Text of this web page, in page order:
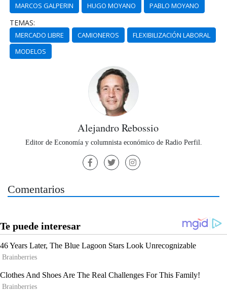
MARCOS GALPERIN HUGO MOYANO PABLO MOYANO
TEMAS:
MERCADO LIBRE CAMIONEROS
FLEXIBILIZACIÓN LABORAL
MODELOS
Alejandro Rebossio
Editor de Economía y columnista económico de Radio Perfil.
Comentarios